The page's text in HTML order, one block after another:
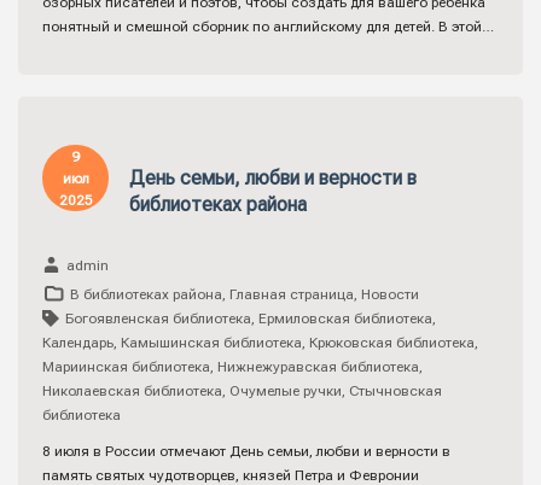
понятный и смешной сборник по английскому для детей. В этой…
9
июл
2025
День семьи, любви и верности в
библиотеках района
admin
В библиотеках района, Главная страница, Новости
Богоявленская библиотека, Ермиловская библиотека,
Календарь, Камышинская библиотека, Крюковская библиотека,
Мариинская библиотека, Нижнежуравская библиотека,
Николаевская библиотека, Очумелые ручки, Стычновская
библиотека
8 июля в России отмечают День семьи, любви и верности в
память святых чудотворцев, князей Петра и Февронии